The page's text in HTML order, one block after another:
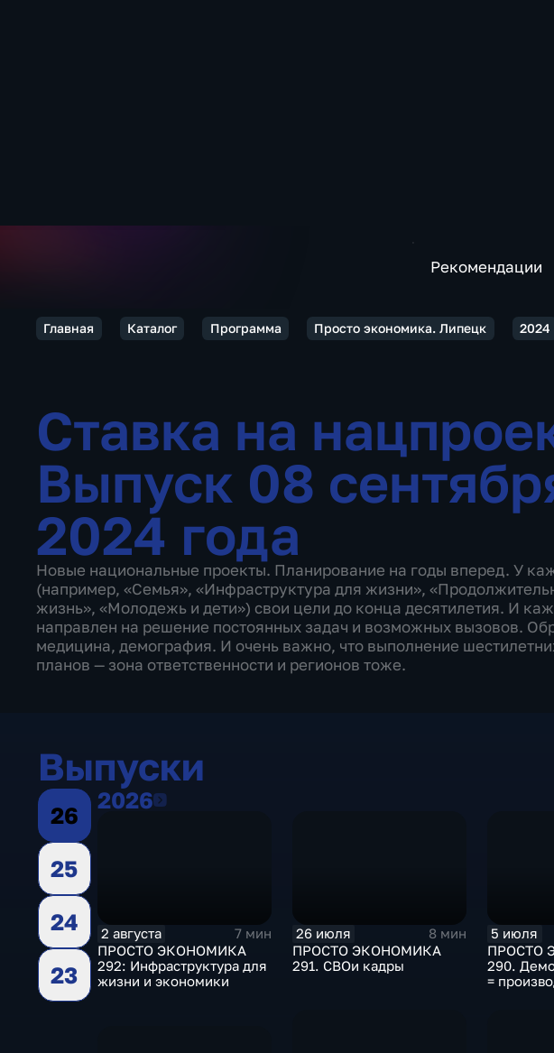
Рекомендации
Главная Каталог Программа Просто экономика. Липецк 2024
Ставка на
Выпуск 08
2024 года
Новые национальные проекты. Планирование на годы вперед. У
(например, «Семья», «Инфраструктура для жизни»,
жизнь», «Молодежь и дети») свои цели до конца десятилетия. И
направлен на решение постоянных задач и возможных вызовов.
медицина, демография. И очень важно, что выполнение
планов — зона ответственности и регионов тоже.
Выпуски
26
25
24
23
20262026
2 августа
7 мин
ПРОСТО ЭКОНОМИКА
292: Инфраструктура для
жизни и экономики
26 июля
8 мин
ПРОСТО ЭКОНОМИКА
291. СВОи кадры
5 июля
ПРОСТО
290.
=